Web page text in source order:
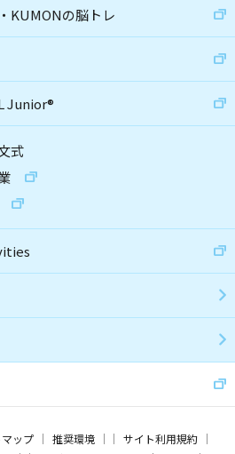
KUMONの脳トレ
Junior®
式
ップ 推奨環境
サイト利用規約